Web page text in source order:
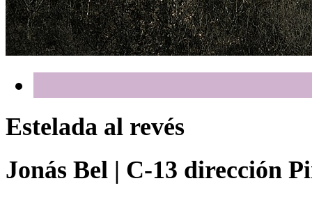
Estelada al revés
Jonás Bel | C-13 dirección